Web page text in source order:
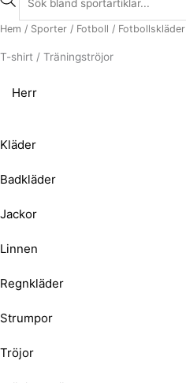
Hem / Sporter / Fotboll / Fotbollskläder
T-shirt / Träningströjor
Herr
Kläder
Badkläder
Jackor
Linnen
Regnkläder
Strumpor
Tröjor
Min